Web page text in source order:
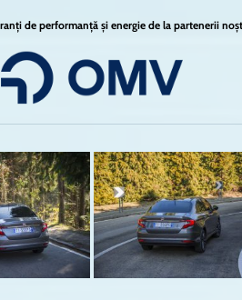
de performanță și energie de la partenerii